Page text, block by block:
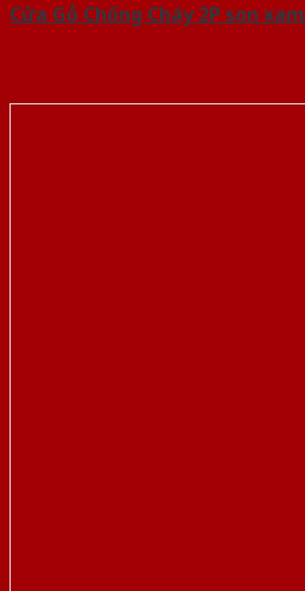
Cửa Gỗ Chống Cháy 2P son xam